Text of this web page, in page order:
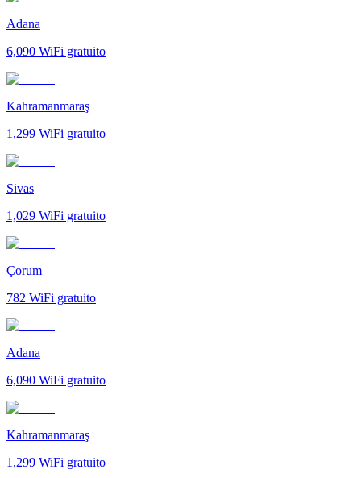
Adana
6,090 WiFi gratuito
Kahramanmaraş
1,299 WiFi gratuito
Sivas
1,029 WiFi gratuito
Çorum
782 WiFi gratuito
Adana
6,090 WiFi gratuito
Kahramanmaraş
1,299 WiFi gratuito